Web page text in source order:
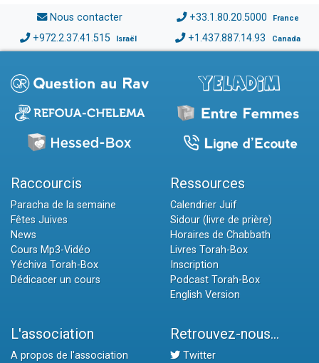
Nous contacter +33.1.80.20.5000 France
+972.2.37.41.515 Israël +1.437.887.14.93 Canada
Raccourcis
Paracha de la semaine
Fêtes Juives
News
Cours Mp3-Vidéo
Yéchiva Torah-Box
Dédicacer un cours
Ressources
Calendrier Juif
Sidour (livre de prière)
Horaires de Chabbath
Livres Torah-Box
Inscription
Podcast Torah-Box
English Version
L'association
A propos de l'association
Retrouvez-nous...
Twitter